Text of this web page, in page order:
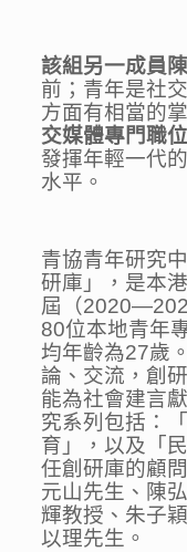
該組另一成員
前；青年是社
方面有相當的
交媒體專門職
發揮年輕一代
水平。
青協青年研究
研庫」，是本
屆（
80位本地青年
均年齡為27歲
論、交流，創
能為社會建言
究系列包括：
育」，以及「
任創研庫的顧
元山先生、陳
輝教授、朱子
以理先生。